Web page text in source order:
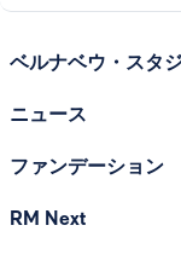
ベルナベウ・スタ
ニュース
ファンデーション
RM Next